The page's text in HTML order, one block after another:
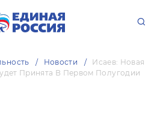
Новости
Исаев: Новая
Принята В Первом Полугодии